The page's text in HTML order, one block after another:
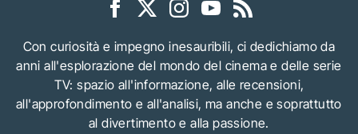
Con curiosità e impegno inesauribili, ci dedichiamo da
anni all'esplorazione del mondo del cinema e delle serie
TV: spazio all'informazione, alle recensioni,
all'approfondimento e all'analisi, ma anche e soprattutto
al divertimento e alla passione.